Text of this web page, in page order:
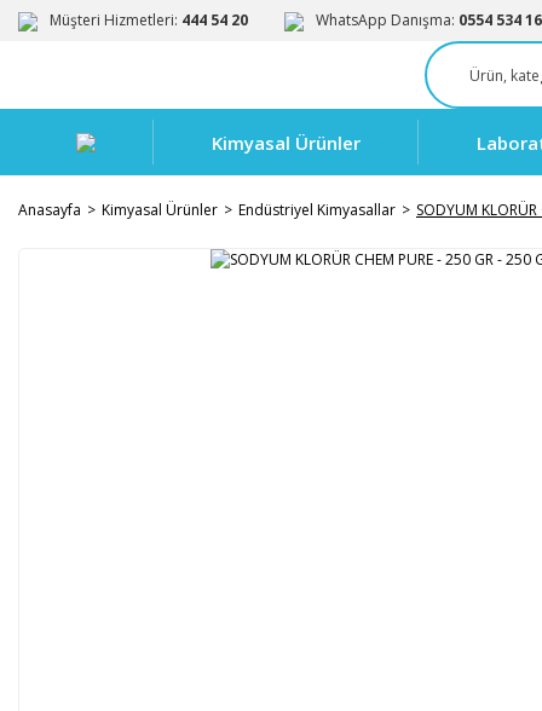
Müşteri Hizmetleri: 444 54 20 WhatsApp Danışma: 0554 534
Kimyasal Ürünler
Anasayfa Kimyasal Ürünler Endüstriyel Kimyasallar SODYUM